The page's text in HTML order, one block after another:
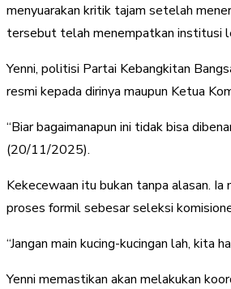
menyuarakan kritik tajam setelah
tersebut telah menempatkan institusi
Yenni, politisi Partai Kebangkitan
resmi kepada dirinya maupun Ketua
“Biar bagaimanapun ini tidak bisa
(20/11/2025).
Kekecewaan itu bukan tanpa alasan.
proses formil sebesar seleksi
“Jangan main kucing-kucingan lah, kita
Yenni memastikan akan melakukan